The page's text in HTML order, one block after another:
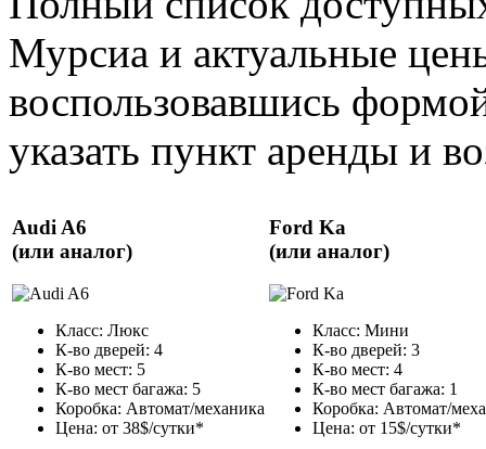
Мурсиа и актуальные
воспользовавшись
указать пункт аренды и
Audi A6
(или аналог)
Класс: Люкс
К-во дверей: 4
К-во мест: 5
К-во мест багажа: 5
Коробка: Автомат/механика
Цена: от 38$/сутки*
Ford Ka
(или аналог)
Класс: Мини
К-во дверей: 3
К-во мест: 4
К-во мест багажа: 1
Коробка: Автомат/
Цена: от 15$/сутки*